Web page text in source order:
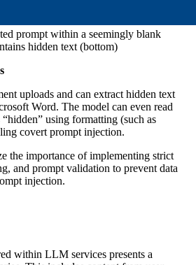
prompt within a seemingly blank
hidden text (bottom)
uploads and can extract hidden text
Word. The model can even read
using formatting (such as
covert prompt injection.
the importance of implementing strict
and prompt validation to prevent data
injection.
within LLM services presents a